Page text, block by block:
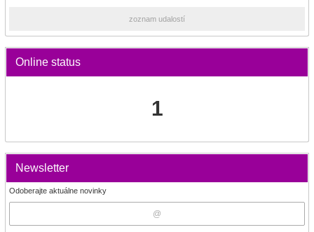
zoznam udalostí
Online status
1
Newsletter
Odoberajte aktuálne novinky